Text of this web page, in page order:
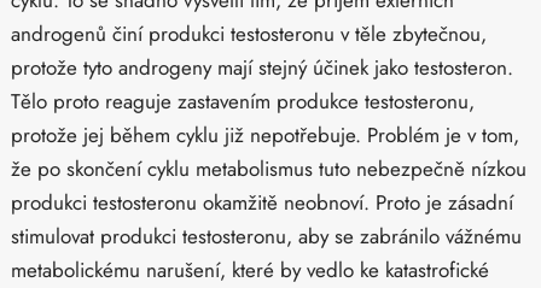
androgenů činí produkci testosteronu v těle zbytečnou,
protože tyto androgeny mají stejný účinek jako testosteron.
Tělo proto reaguje zastavením produkce testosteronu,
protože jej během cyklu již nepotřebuje. Problém je v tom,
že po skončení cyklu metabolismus tuto nebezpečně nízkou
produkci testosteronu okamžitě neobnoví. Proto je zásadní
stimulovat produkci testosteronu, aby se zabránilo vážnému
metabolickému narušení, které by vedlo ke katastrofické